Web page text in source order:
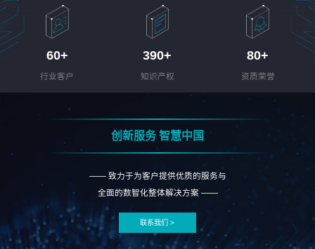
60+
行业客户
390+
知识产权
80+
资质荣誉
创新服务 智慧中国
—— 致力于为客户提供优质的服务与
全面的数智化整体解决方案 ——
联系我们 >